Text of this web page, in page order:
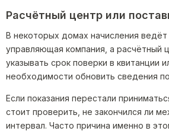
Расчётный центр или
В некоторых домах начисления ведёт
управляющая компания, а расчётный
указывать срок поверки в квитанции
необходимости обновить сведения
Если показания перестали
стоит проверить, не закончился ли
интервал. Часто причина именно в